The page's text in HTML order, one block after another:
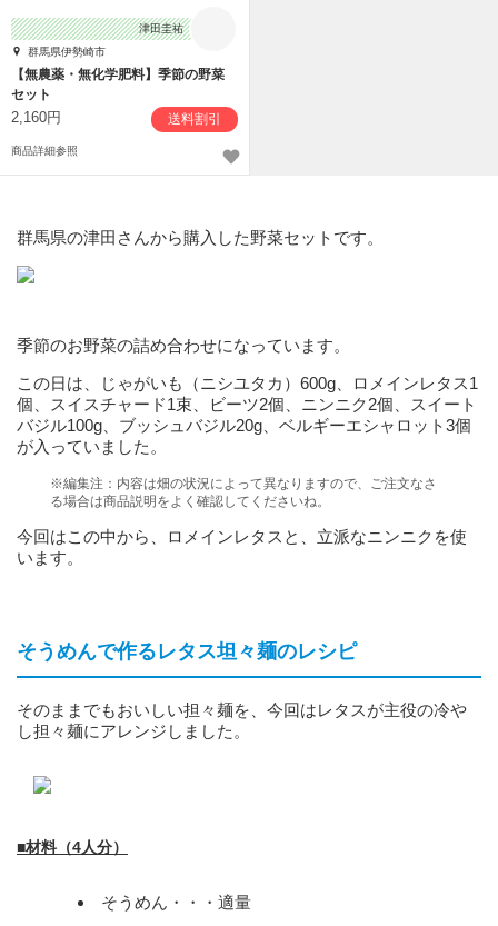
津田圭祐
群馬県伊勢崎市
【無農薬・無化学肥料】季節の野菜
セット
2,160円 送料割引
商品詳細参照
群馬県の津田さんから購入した野菜セットです。
季節のお野菜の詰め合わせになっています。
この日は、じゃがいも（ニシユタカ）600g、ロメインレタス1
個、スイスチャード1束、ビーツ2個、ニンニク2個、スイート
バジル100g、ブッシュバジル20g、ベルギーエシャロット3個
が入っていました。
※編集注：内容は畑の状況によって異なりますので、ご注文なさ
る場合は商品説明をよく確認してくださいね。
今回はこの中から、ロメインレタスと、立派なニンニクを使
います。
そうめんで作るレタス坦々麺のレシピ
そのままでもおいしい担々麺を、今回はレタスが主役の冷や
し担々麺にアレンジしました。
■材料（4人分）
そうめん・・・適量